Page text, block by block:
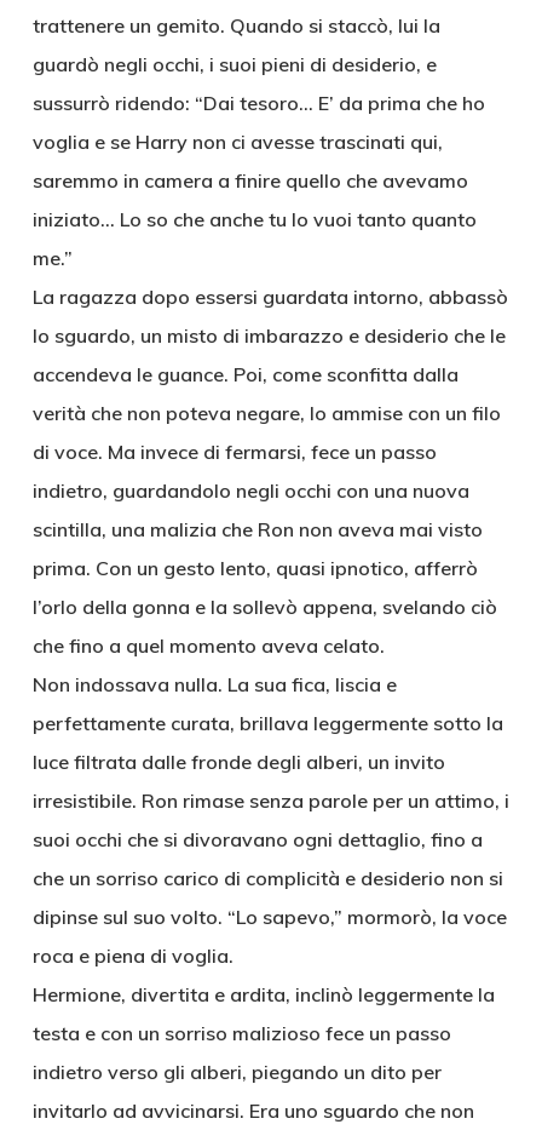
trattenere un gemito. Quando si staccò, lui la
guardò negli occhi, i suoi pieni di desiderio, e
sussurrò ridendo: “Dai tesoro… E’ da prima che ho
voglia e se Harry non ci avesse trascinati qui,
saremmo in camera a finire quello che avevamo
iniziato… Lo so che anche tu lo vuoi tanto quanto
me.”
La ragazza dopo essersi guardata intorno, abbassò
lo sguardo, un misto di imbarazzo e desiderio che le
accendeva le guance. Poi, come sconfitta dalla
verità che non poteva negare, lo ammise con un filo
di voce. Ma invece di fermarsi, fece un passo
indietro, guardandolo negli occhi con una nuova
scintilla, una malizia che Ron non aveva mai visto
prima. Con un gesto lento, quasi ipnotico, afferrò
l’orlo della gonna e la sollevò appena, svelando ciò
che fino a quel momento aveva celato.
Non indossava nulla. La sua fica, liscia e
perfettamente curata, brillava leggermente sotto la
luce filtrata dalle fronde degli alberi, un invito
irresistibile. Ron rimase senza parole per un attimo, i
suoi occhi che si divoravano ogni dettaglio, fino a
che un sorriso carico di complicità e desiderio non si
dipinse sul suo volto. “Lo sapevo,” mormorò, la voce
roca e piena di voglia.
Hermione, divertita e ardita, inclinò leggermente la
testa e con un sorriso malizioso fece un passo
indietro verso gli alberi, piegando un dito per
invitarlo ad avvicinarsi. Era uno sguardo che non